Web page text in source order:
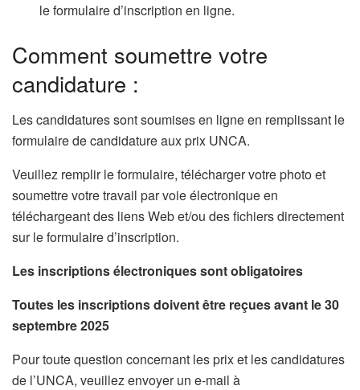
le formulaire d’inscription en ligne.
Comment soumettre votre
candidature :
Les candidatures sont soumises en ligne en remplissant le
formulaire de candidature aux prix UNCA.
Veuillez remplir le formulaire, télécharger votre photo et
soumettre votre travail par voie électronique en
téléchargeant des liens Web et/ou des fichiers directement
sur le formulaire d’inscription.
Les inscriptions électroniques sont obligatoires
Toutes les inscriptions doivent être reçues avant le 30
septembre 2025
Pour toute question concernant les prix et les candidatures
de l’UNCA, veuillez envoyer un e-mail à